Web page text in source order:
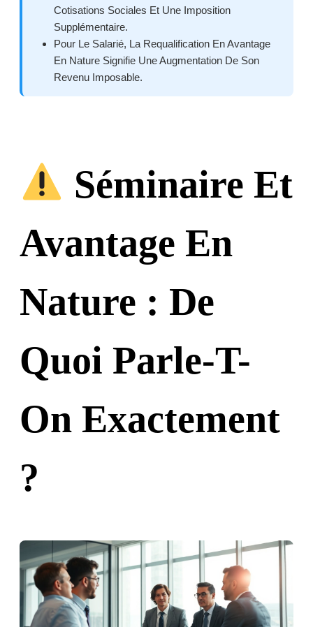
Cotisations Sociales Et Une Imposition
Supplémentaire.
Pour Le Salarié, La Requalification En Avantage
En Nature Signifie Une Augmentation De Son
Revenu Imposable.
Séminaire Et
Avantage En
Nature : De
Quoi Parle-T-
On Exactement
?